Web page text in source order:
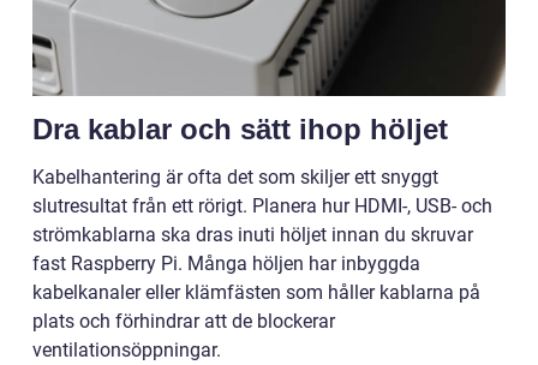
Dra kablar och sätt ihop höljet
Kabelhantering är ofta det som skiljer ett snyggt
slutresultat från ett rörigt. Planera hur HDMI-, USB- och
strömkablarna ska dras inuti höljet innan du skruvar
fast Raspberry Pi. Många höljen har inbyggda
kabelkanaler eller klämfästen som håller kablarna på
plats och förhindrar att de blockerar
ventilationsöppningar.